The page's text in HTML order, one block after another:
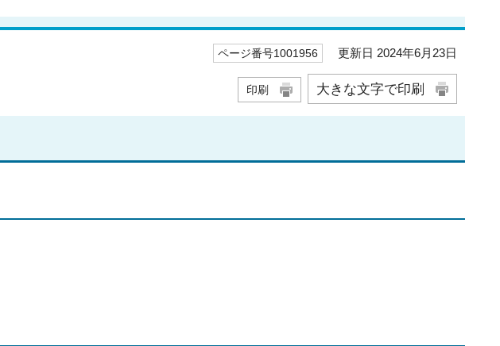
ページ番号1001956 更新日 2024年6月23日
印刷 大きな文字で印刷